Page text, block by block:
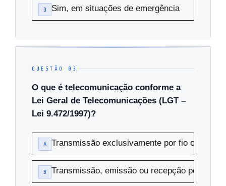
D Sim, em situações de emergência
QUESTÃO 03
O que é telecomunicação conforme a
Lei Geral de Telecomunicações (LGT –
Lei 9.472/1997)?
A Transmissão exclusivamente por fio ou
B Transmissão, emissão ou recepção por fio,